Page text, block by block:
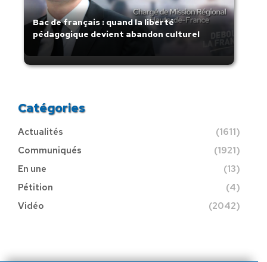
Bac de français : quand la liberté
pédagogique devient abandon culturel
Catégories
Actualités
(1611)
Communiqués
(1921)
En une
(13)
Pétition
(4)
Vidéo
(2042)